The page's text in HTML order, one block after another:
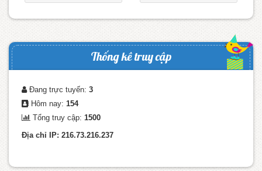
Thống kê truy cập
Đang trực tuyến: 3
Hôm nay: 154
Tổng truy cập: 1500
Địa chỉ IP: 216.73.216.237